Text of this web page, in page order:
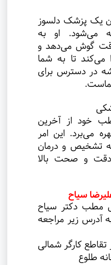
یک پزشک دلسوز
می‌شود. او به
گوش می‌دهد و
می‌کند تا به شما
در دسترس برای
خود از آخرین
می‌برد. این امر
تشخیص و درمان
و صحت بالا
سیاح
مطب دکتر سیاح
آدرس زیر مراجعه
تقاطع کارگر شمالی
طلوع